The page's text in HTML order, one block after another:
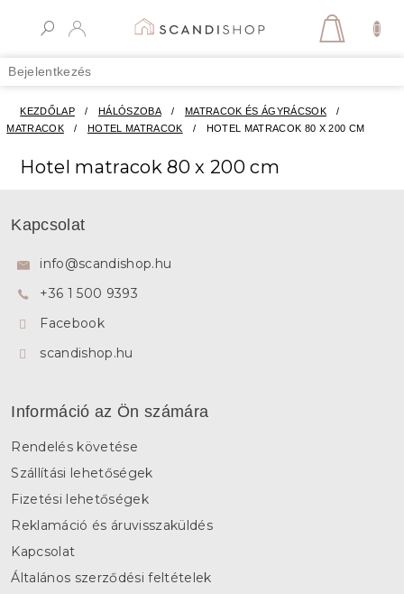
Bejelentkezés
KOSÁR
KEZDŐLAP / HÁLÓSZOBA / MATRACOK ÉS ÁGYRÁCSOK
/
MATRACOK
/ HOTEL MATRACOK / HOTEL MATRACOK 80 X 200 CM
Hotel matracok 80 x 200 cm
Kapcsolat
info@scandishop.hu
+36 1 500 9393
Facebook
scandishop.hu
Információ az Ön számára
Rendelés követése
Szállítási lehetőségek
Fizetési lehetőségek
Reklamáció és áruvisszaküldés
Kapcsolat
Általános szerződési feltételek